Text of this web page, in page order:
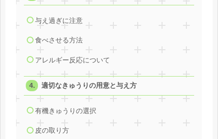
与え過ぎに注意
食べさせる方法
アレルギー反応について
適切なきゅうりの用意と与え方
有機きゅうりの選択
皮の取り方